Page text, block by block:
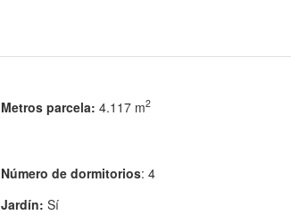
Metros parcela: 4.117 m2
Número de dormitorios: 4
Jardín: Sí